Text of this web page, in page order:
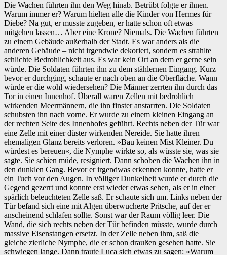
Die Wachen führten ihn den Weg hinab. Betrübt folgte er ihnen.
Warum immer er? Warum hielten alle die Kinder von Hermes für
Diebe? Na gut, er musste zugeben, er hatte schon oft etwas
mitgehen lassen… Aber eine Krone? Niemals. Die Wachen führten
zu einem Gebäude außerhalb der Stadt. Es war anders als die
anderen Gebäude – nicht irgendwie dekoriert, sondern es strahlte
schlichte Bedrohlichkeit aus. Es war kein Ort an dem er gerne sein
würde. Die Soldaten führten ihn zu dem stählernen Eingang. Kurz
bevor er durchging, schaute er nach oben an die Oberfläche. Wann
würde er die wohl wiedersehen? Die Männer zerrten ihn durch das
Tor in einen Innenhof. Überall waren Zellen mit bedrohlich
wirkenden Meermännern, die ihn finster anstarrten. Die Soldaten
schubsten ihn nach vorne. Er wurde zu einem kleinen Eingang an
der rechten Seite des Innenhofes geführt. Rechts neben der Tür war
eine Zelle mit einer düster wirkenden Nereide. Sie hatte ihren
ehemaligen Glanz bereits verloren. »Bau keinen Mist Kleiner. Du
würdest es bereuen«, die Nymphe wirkte so, als wüsste sie, was sie
sagte. Sie schien müde, resigniert. Dann schoben die Wachen ihn in
den dunklen Gang. Bevor er irgendwas erkennen konnte, hatte er
ein Tuch vor den Augen. In völliger Dunkelheit wurde er durch die
Gegend gezerrt und konnte erst wieder etwas sehen, als er in einer
spärlich beleuchteten Zelle saß. Er schaute sich um. Links neben der
Tür befand sich eine mit Algen überwucherte Pritsche, auf der er
anscheinend schlafen sollte. Sonst war der Raum völlig leer. Die
Wand, die sich rechts neben der Tür befinden müsste, wurde durch
massive Eisenstangen ersetzt. In der Zelle neben ihm, saß die
gleiche zierliche Nymphe, die er schon draußen gesehen hatte. Sie
schwiegen lange. Dann traute Luca sich etwas zu sagen: »Warum